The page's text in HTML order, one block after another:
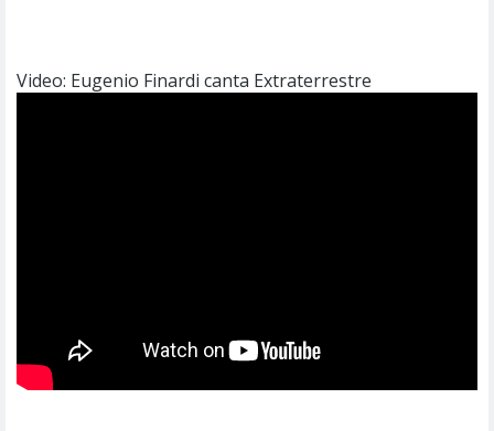
Video: Eugenio Finardi canta Extraterrestre